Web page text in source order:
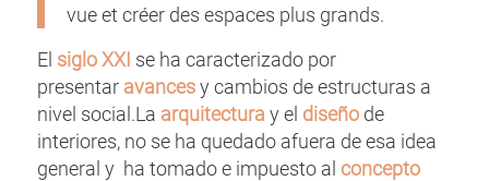
vue et créer des espaces plus grands.
El siglo XXI se ha caracterizado por
presentar avancesy cambios de estructuras a
nivel social.La arquitectura y el diseñode
interiores, no se ha quedado afuera de esa idea
general y ha tomado e impuesto al concepto